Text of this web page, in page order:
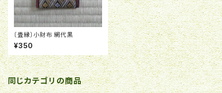
〔畳縁〕小財布 網代黒
¥350
同じカテゴリの商品